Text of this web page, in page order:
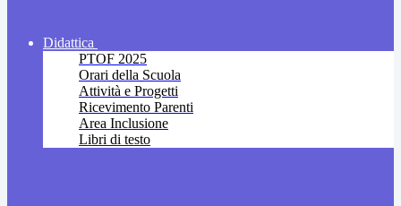
Didattica
PTOF 2025
Orari della Scuola
Attività e Progetti
Ricevimento Parenti
Area Inclusione
Libri di testo